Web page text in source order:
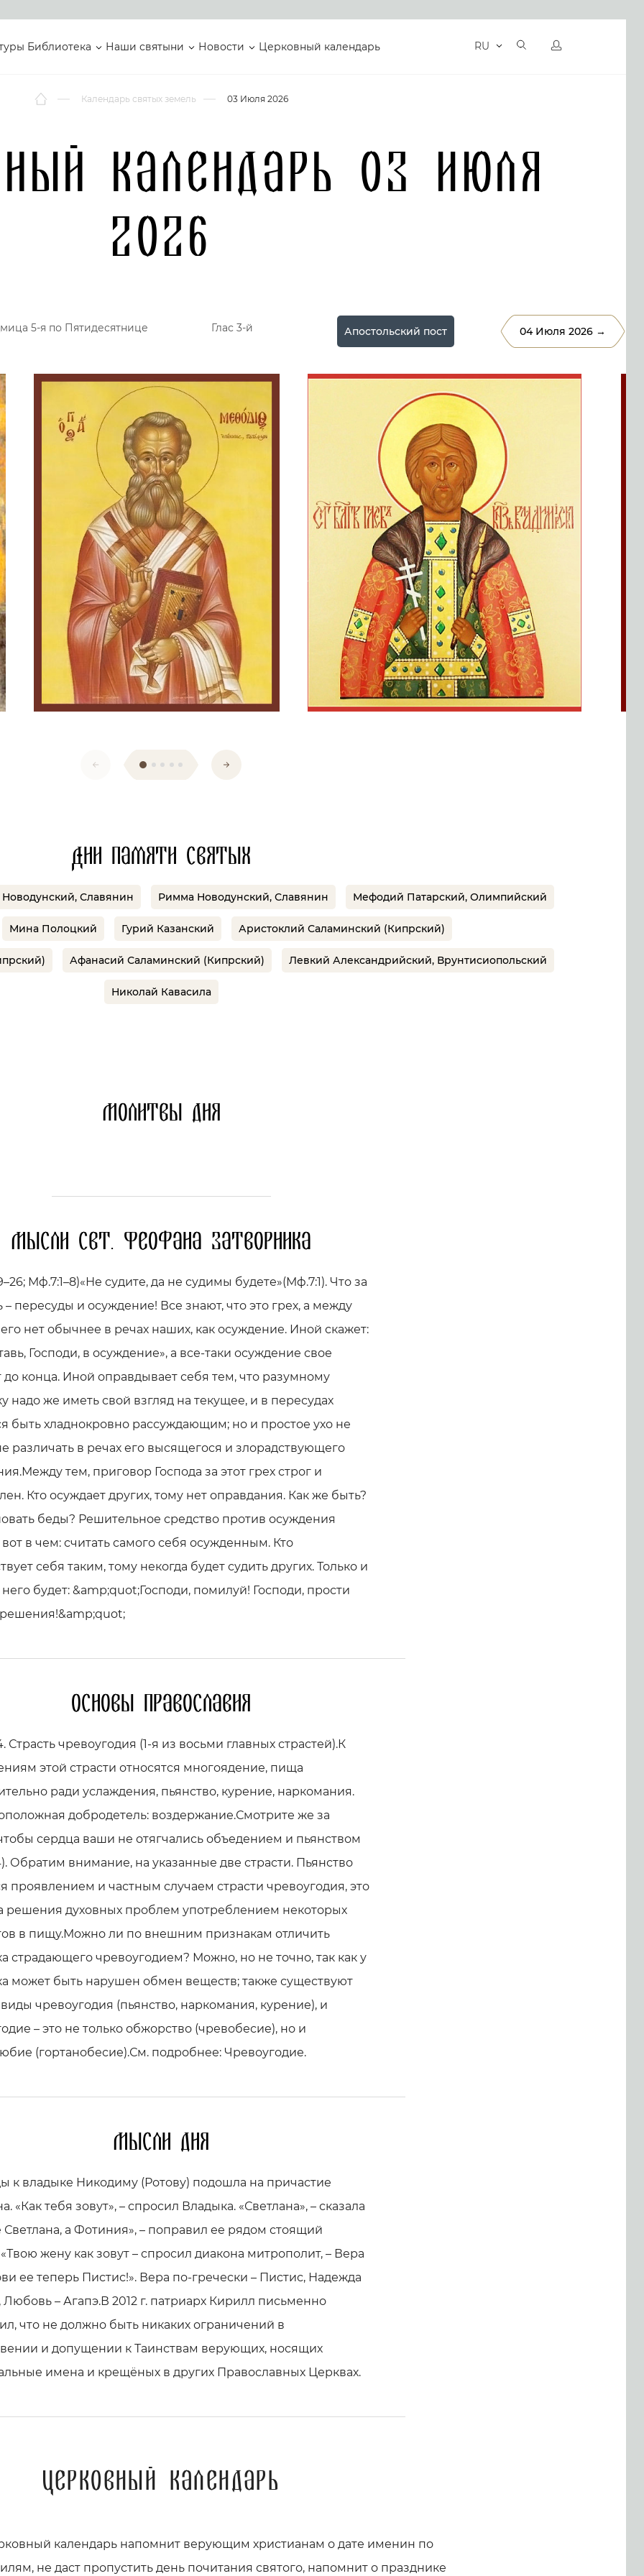
Библиотека Наши святыни Новости Церковный календарь RU
Календарь святых земель 03 Июля 2026
календарь 03 Июля
2026
5-я по Пятидесятнице Глас 3-й Апостольский пост 04 Июля 2026 →
Дни памяти святых
Славянин Римма Новодунский, Славянин Мефодий Патарский, Олимпийский
Мина Полоцкий Гурий Казанский Аристоклий Саламинский (Кипрский)
Афанасий Саламинский (Кипрский) Левкий Александрийский, Врунтисиопольский
Николай Кавасила
Молитвы дня
Мысли свт. Феофана Затворника
Мф.7:1–8)«Не судите, да не судимы будете»(Мф.7:1). Что за
– пересуды и осуждение! Все знают, что это грех, а между
нет обычнее в речах наших, как осуждение. Иной скажет:
Господи, в осуждение», а все-таки осуждение свое
до конца. Иной оправдывает себя тем, что разумному
надо же иметь свой взгляд на текущее, и в пересудах
быть хладнокровно рассуждающим; но и простое ухо не
различать в речах его высящегося и злорадствующего
тем, приговор Господа за этот грех строг и
Кто осуждает других, тому нет оправдания. Как же быть?
беды? Решительное средство против осуждения
вот в чем: считать самого себя осужденным. Кто
себя таким, тому некогда будет судить других. Только и
будет: &amp;quot;Господи, помилуй! Господи, прости
Основы православия
Страсть чревоугодия (1-я из восьми главных страстей).К
этой страсти относятся многоядение, пища
ради услаждения, пьянство, курение, наркомания.
добродетель: воздержание.Смотрите же за
сердца ваши не отягчались объедением и пьянством
Обратим внимание, на указанные две страсти. Пьянство
проявлением и частным случаем страсти чревоугодия, это
решения духовных проблем употреблением некоторых
в пищу.Можно ли по внешним признакам отличить
страдающего чревоугодием? Можно, но не точно, так как у
может быть нарушен обмен веществ; также существуют
чревоугодия (пьянство, наркомания, курение), и
– это не только обжорство (чревобесие), но и
(гортанобесие).См. подробнее: Чревоугодие.
Мысли дня
к владыке Никодиму (Ротову) подошла на причастие
«Как тебя зовут», – спросил Владыка. «Светлана», – сказала
Светлана, а Фотиния», – поправил ее рядом стоящий
жену как зовут – спросил диакона митрополит, – Вера
ее теперь Пистис!». Вера по-гречески – Пистис, Надежда
Любовь – Агапэ.В 2012 г. патриарх Кирилл письменно
что не должно быть никаких ограничений в
и допущении к Таинствам верующих, носящих
имена и крещёных в других Православных Церквах.
Церковный календарь
календарь напомнит верующим христианам о дате именин по
не даст пропустить день почитания святого, напомнит о празднике